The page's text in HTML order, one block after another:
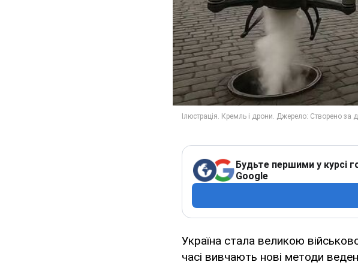
Будьте першими у курсі
Google
Україна стала великою
часі вивчають нові методи